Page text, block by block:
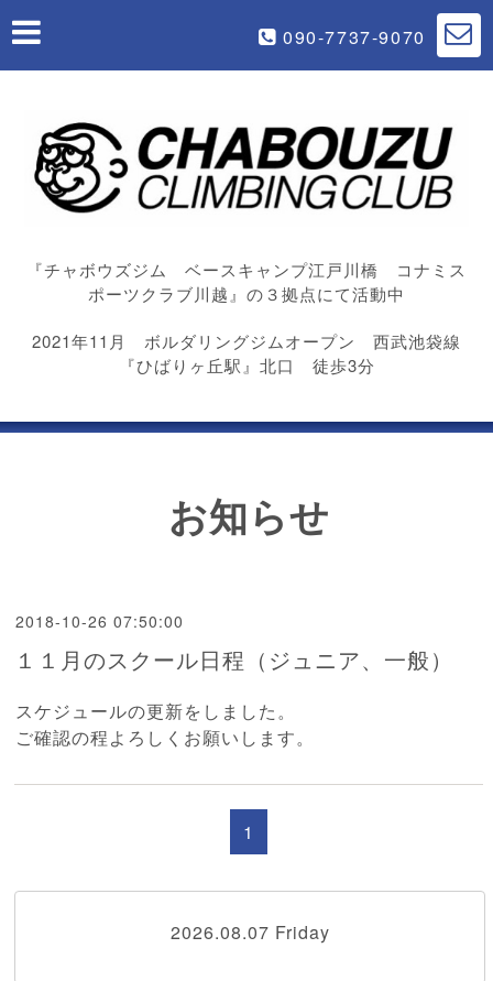
090-7737-9070
『チャボウズジム ベースキャンプ江戸川橋 コナミス
ポーツクラブ川越』の３拠点にて活動中
2021年11月 ボルダリングジムオープン 西武池袋線
『ひばりヶ丘駅』北口 徒歩3分
お知らせ
2018-10-26 07:50:00
１１月のスクール日程（ジュニア、一般）
スケジュールの更新をしました。
ご確認の程よろしくお願いします。
1
2026.08.07 Friday